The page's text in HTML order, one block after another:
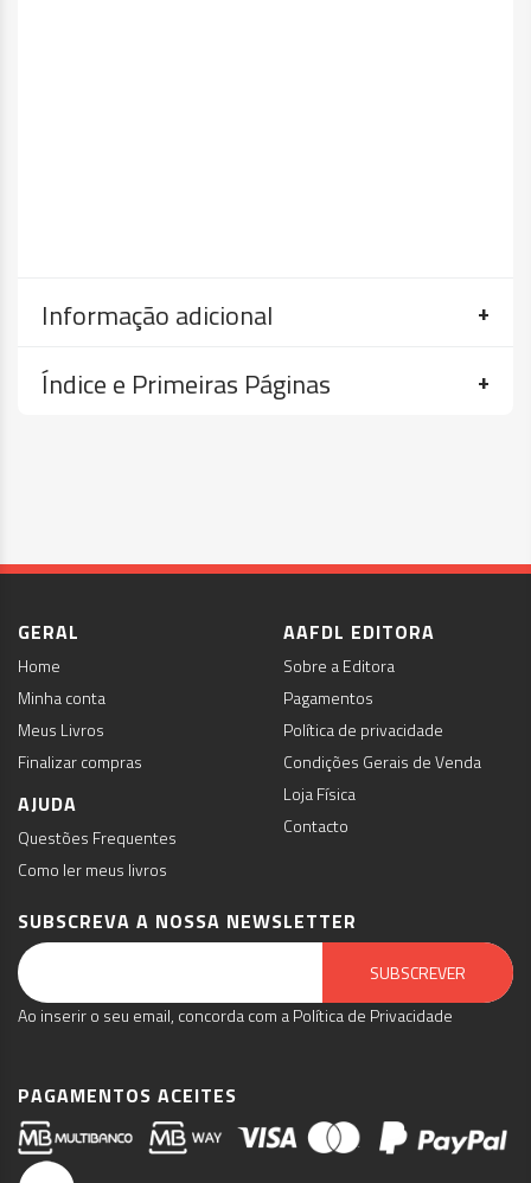
Informação adicional
Índice e Primeiras Páginas
GERAL
Home
Minha conta
Meus Livros
Finalizar compras
AJUDA
Questões Frequentes
Como ler meus livros
AAFDL EDITORA
Sobre a Editora
Pagamentos
Política de privacidade
Condições Gerais de Venda
Loja Física
Contacto
SUBSCREVA A NOSSA NEWSLETTER
SUBSCREVER
Email Marketing by E-goi
Ao inserir o seu email, concorda com a Política de Privacidade
PAGAMENTOS ACEITES